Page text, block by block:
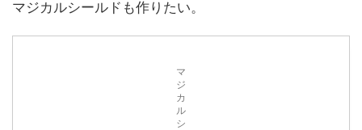
マジカルシールドも作りたい。
マ
ジ
カ
ル
シ